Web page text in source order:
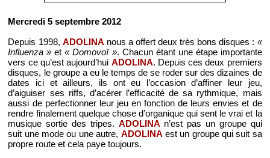
Mercredi 5 septembre 2012
Depuis 1998, ADOLINA nous a offert deux très bons disques : «
Influenza » et« Domovoï ». Chacun étant une étape importante
vers ce qu’est aujourd’hui ADOLINA. Depuis ces deux premiers
disques, le groupe a eu le temps de se roder sur des dizaines de
dates ici et ailleurs, ils ont eu l’occasion d’affiner leur jeu,
d’aiguiser ses riffs, d’acérer l’efficacité de sa rythmique, mais
aussi de perfectionner leur jeu en fonction de leurs envies et de
rendre finalement quelque chose d’organique qui sent le vrai et la
musique sortie des tripes. ADOLINA n’est pas un groupe qui
suit une mode ou une autre, ADOLINA est un groupe qui suit sa
propre route et cela paye toujours.